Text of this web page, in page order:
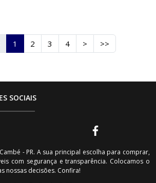
1 2 3 4 > >>
SOCIAIS
- PR. A sua principal escolha para comprar,
com segurança e transparência. Colocamos o
nossas decisões. Confira!